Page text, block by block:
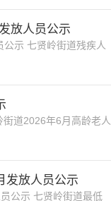
放人员公示
示 七贤岭街道残疾人
道2026年6月高龄老人
放人员公示
公示 七贤岭街道最低